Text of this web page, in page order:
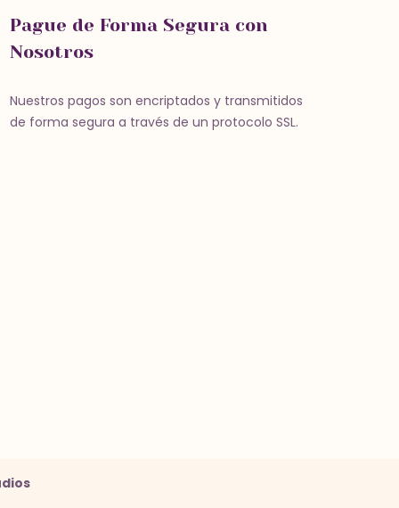
Pague de Forma Segura con
Nosotros
Nuestros pagos son encriptados y transmitidos
de forma segura a través de un protocolo SSL.